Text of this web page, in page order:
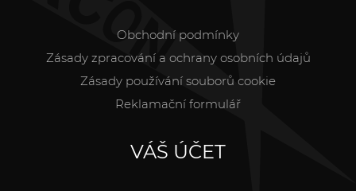
Obchodní podmínky
Zásady zpracování a ochrany osobních údajů
Zásady používání souborů cookie
Reklamační formulář
VÁŠ ÚČET